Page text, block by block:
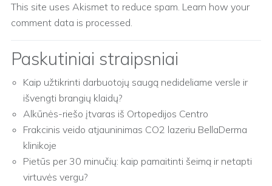
This site uses Akismet to reduce spam. Learn how your
comment data is processed.
Paskutiniai straipsniai
Kaip užtikrinti darbuotojų saugą nedideliame versle ir
išvengti brangių klaidų?
Alkūnės-riešo įtvaras iš Ortopedijos Centro
Frakcinis veido atjauninimas CO2 lazeriu BellaDerma
klinikoje
Pietūs per 30 minučių: kaip pamaitinti šeimą ir netapti
virtuvės vergu?